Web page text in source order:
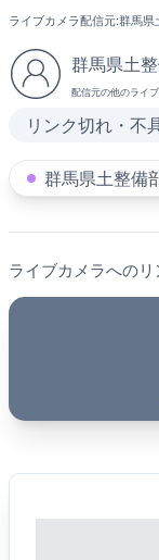
ライブカメラ配信元:群馬県
群馬県土
配信元の他のライ
リンク切れ・不
群馬県土整備
ライブカメラへのリ